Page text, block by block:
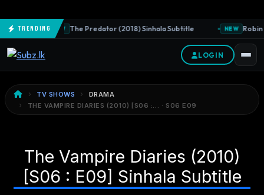
TrendingNEW The Predator (2018) Sinhala Subtitle NEW Robin
LOGIN
TV SHOWS
DRAMA
THE VAMPIRE DIARIES (2010) [S06 :… · S06 E09
The Vampire Diaries (2010)
[S06 : E09] Sinhala Subtitle